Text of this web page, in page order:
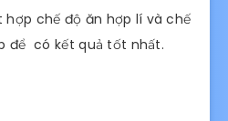
hợp chế độ ăn hợp lí và chế
để có kết quả tốt nhất.